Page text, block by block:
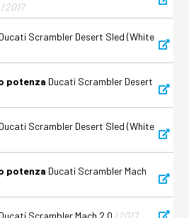
| 2017
Ducati Scrambler Desert Sled (White
potenza Ducati Scrambler Desert
Ducati Scrambler Desert Sled (White
potenza Ducati Scrambler Mach